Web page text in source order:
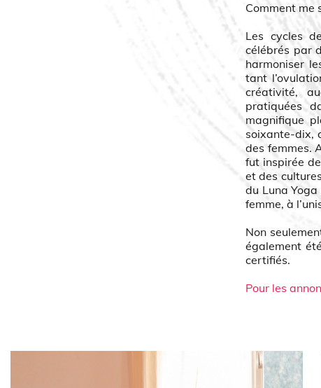
Comment me
Les cycles
célébrés par
harmoniser
tant
créativité,
pratiquées
magnifique
soixante-dix,
des femmes.
fut inspirée
et des
du Luna
femme, à
Non
également
certifiés.
Pour les